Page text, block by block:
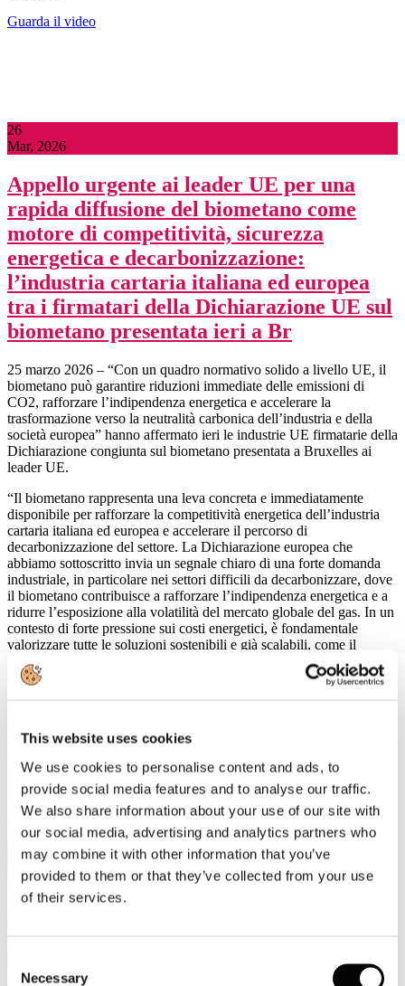
This website uses cookies
We use cookies to personalise content and ads, to
provide social media features and to analyse our traffic.
We also share information about your use of our site with
our social media, advertising and analytics partners who
may combine it with other information that you’ve
provided to them or that they’ve collected from your use
of their services.
Selection
Necessary
Guarda il video
26
Mar, 2026
Appello urgente ai leader UE per una
rapida diffusione del biometano come
motore di competitività, sicurezza
energetica e decarbonizzazione:
l’industria cartaria italiana ed europea
tra i firmatari della Dichiarazione UE sul
biometano presentata ieri a Br
25 marzo 2026 – “Con un quadro normativo solido a livello UE il
biometano può garantire riduzioni immediate delle emissioni di
CO2, rafforzare l’indipendenza energetica e accelerare la
trasformazione verso la neutralità carbonica dell’industria e della
società europea” hanno affermato ieri le industrie UE firmatarie della
Dichiarazione congiunta sul biometano presentata a Bruxelles ai
leader UE.
“Il biometano rappresenta una leva concreta e immediatamente
disponibile per rafforzare la competitività energetica dell’industria
cartaria italiana ed europea e accelerare il percorso di
decarbonizzazione del settore. La Dichiarazione europea che
abbiamo sottoscritto invia un segnale chiaro di una forte domanda
industriale, in particolare nei settori difficili da decarbonizzare, dove
il biometano contribuisce a rafforzare l’indipendenza energetica e a
ridurre l’esposizione alla volatilità del mercato globale del gas. In un
contesto di forte pressione sui costi energetici, è fondamentale
valorizzare tutte le soluzioni sostenibili e già scalabili, come il
biometano, che possono contribuire alla sicurezza degli
approvvigionamenti e alla transizione verso un sistema industriale a
dichiarato il Presidente di Assocarta Lorenzo Poli, a margine
dell’appello UE di ieri a Bruxelles.
Leggi di più
Mar, 2026
15 aprile 2026, Giornata Nazionale del
stampa